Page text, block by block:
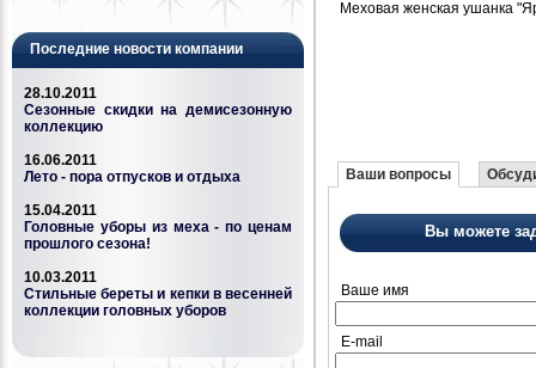
Последние новости компании
28.10.2011
Сезонные скидки на демисезонную
коллекцию
16.06.2011
Лето - пора отпусков и отдыха
15.04.2011
Головные уборы из меха - по ценам
прошлого сезона!
10.03.2011
Стильные береты и кепки в весенней
коллекции головных уборов
Меховая женская ушанка
Ваши вопросы
Вы можете
Ваше имя
E-mail